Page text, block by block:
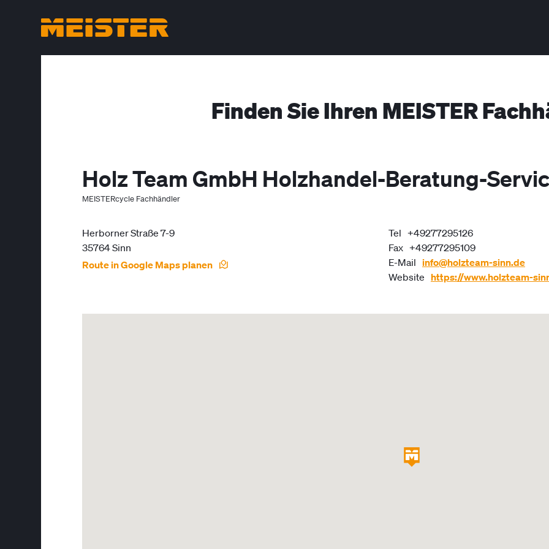
Finden Sie Ihren MEISTER
Holz Team GmbH Holzhandel-Beratung-
MEISTERcycle Fachhändler
Herborner Straße 7-9
35764 Sinn
Route in Google Maps planen
Tel +49277295126
Fax +49277295109
E-Mail info@holzteam-sinn.de
Website https://www.holzteam-